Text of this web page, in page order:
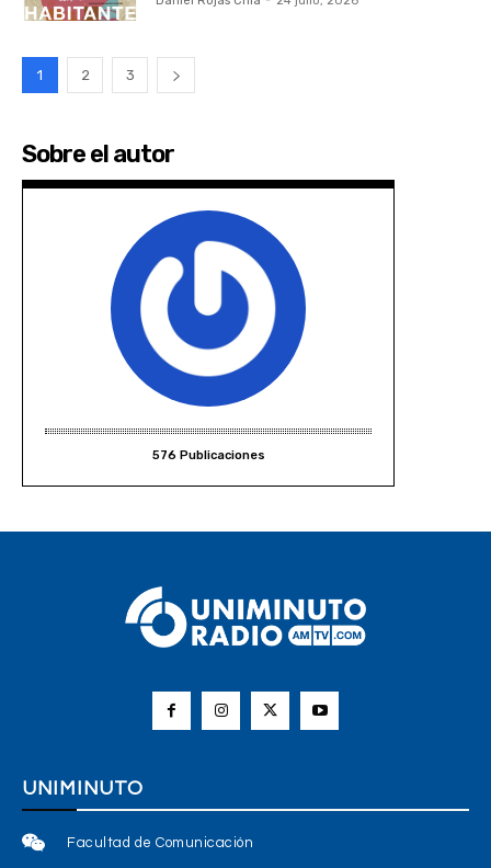
1 2 3
Sobre el autor
576 Publicaciones
UNIMINUTO
Facultad de Comunicación